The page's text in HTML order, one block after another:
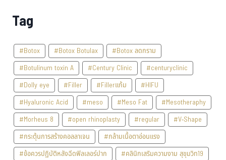
Tag
#Botox #Botox Botulax
#Botox ลดกราม
#Botulinum toxin A
#Century Clinic
#centuryclinic
#Dolly eye
#Filler #Fillerแก้ม
#HIFU
#Hyaluronic Acid
#meso #Meso Fat
#Mesotheraphy
#Morheus 8
#open rhinoplasty #regular
#V-Shape
#กระตุ้นการสร้างคอลลาเจน
#กล้ามเนื้อตาอ่อนแรง
#ข้อควรปฏิบัติหลังฉีดฟิลเลอร์ปาก
#คลินิกเสริมความงาม สุขุมวิท19